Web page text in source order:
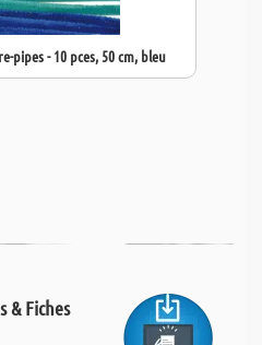
pipes - 10 pces, 50 cm, bleu
& Fiches